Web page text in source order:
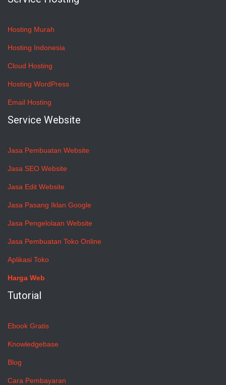
Hosting Murah
Hosting Indonesia
Cloud Hosting
Hosting WordPress
Email Hosting
Service Website
Jasa Pembuatan Website
Jasa SEO Website
Jasa Edit Website
Jasa Pasang Iklan Google
Jasa Pengelolaan Website
Jasa Pembuatan Toko Online
Aplikasi Toko
Harga Web
Tutorial
Ebook Gratis
Knowledgebase
Blog
Cara Pembayaran